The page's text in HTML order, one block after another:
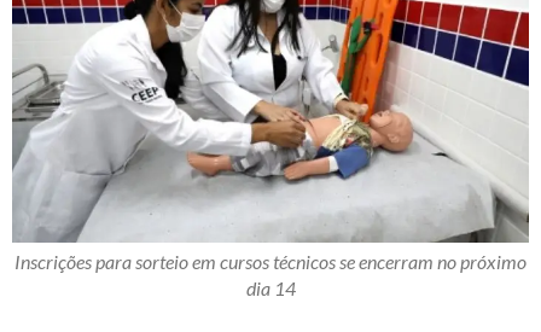
Inscrições para sorteio em cursos técnicos se encerram no próximo
dia 14